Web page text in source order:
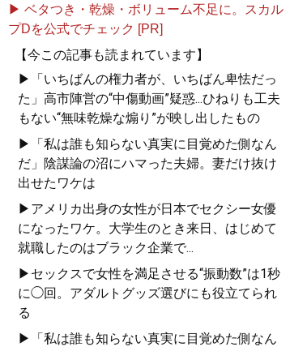
▶ ベタつき・乾燥・ボリューム不足に。スカル
プDを公式でチェック [PR]
【今この記事も読まれています】
▶「いちばんの権力者が、いちばん卑怯だっ
た」高市陣営の“中傷動画”疑惑...ひねりも工夫
もない“無味乾燥な煽り”が映し出したもの
▶「私は誰も知らない真実に目覚めた側なん
だ」陰謀論の沼にハマった夫婦。妻だけ抜け
出せたワケは
▶アメリカ出身の女性が日本でセクシー女優
になったワケ。大学生のとき来日、はじめて
就職したのはブラック企業で...
▶セックスで女性を満足させる“振動数”は1秒
に◯回。アダルトグッズ選びにも役立てられ
る
▶「私は誰も知らない真実に目覚めた側なん